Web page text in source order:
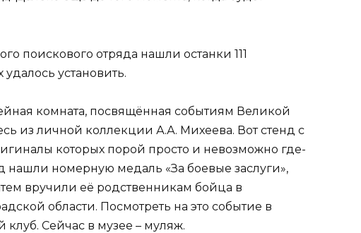
поискового отряда нашли останки 111
установить.
комната, посвящённая событиям Великой
из личной коллекции А.А. Михеева. Вот стенд с
которых порой просто и невозможно где-
нашли номерную медаль «За боевые заслуги»,
вручили её родственникам бойца в
области. Посмотреть на это событие в
клуб. Сейчас в музее – муляж.